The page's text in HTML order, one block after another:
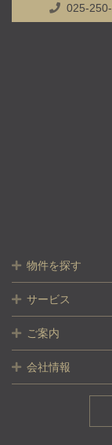
025-
物件を探す
サービス
ご案内
会社情報